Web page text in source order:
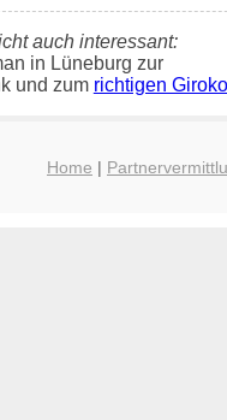
auch interessant:
in Lüneburg zur
und zum richtigen
Home |